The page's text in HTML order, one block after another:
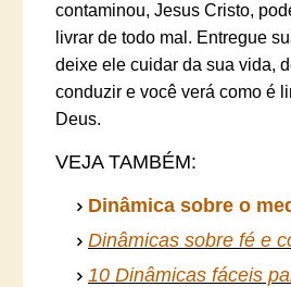
contaminou, Jesus Cristo,
livrar de todo mal. Entregue
deixe ele cuidar da sua vida,
conduzir e você verá como é
Deus.
VEJA TAMBÉM:
Dinâmica sobre o
Dinâmicas sobre fé e
10 Dinâmicas fáceis